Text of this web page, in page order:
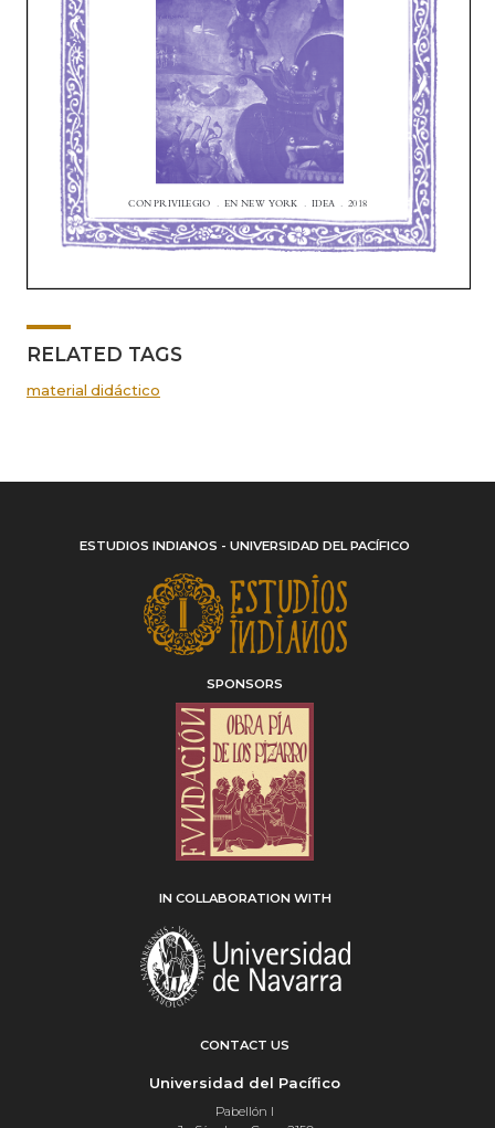
RELATED TAGS
material didáctico
ESTUDIOS INDIANOS - UNIVERSIDAD DEL PACÍFICO
SPONSORS
IN COLLABORATION WITH
CONTACT US
Universidad del Pacífico
Pabellón I